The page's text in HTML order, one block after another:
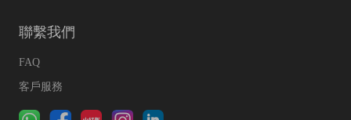
聯繫我們
FAQ
客戶服務